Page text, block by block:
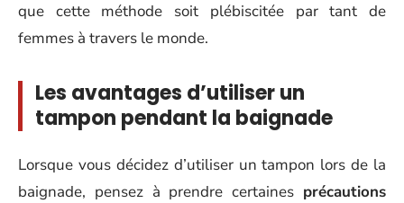
que cette méthode soit plébiscitée par tant de
femmes à travers le monde.
Les avantages d’utiliser un
tampon pendant la baignade
Lorsque vous décidez d’utiliser un tampon lors de la
baignade, pensez à prendre certaines précautions